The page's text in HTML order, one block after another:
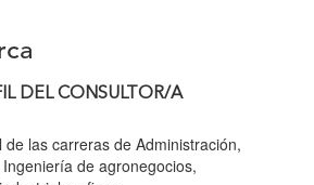
EN EL
DEL
DEL CONSULTOR/A
de las carreras de Administración,
de agronegocios,